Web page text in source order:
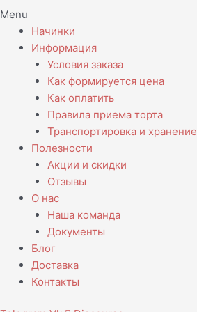
Menu
Начинки
Информация
Условия заказа
Как формируется цена
Как оплатить
Правила приема торта
Транспортировка и хранение
Полезности
Акции и скидки
Отзывы
О нас
Наша команда
Документы
Блог
Доставка
Контакты